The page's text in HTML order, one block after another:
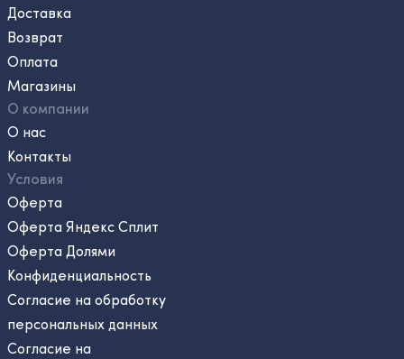
Доставка
Возврат
Оплата
Магазины
О компании
О нас
Контакты
Условия
Оферта
Оферта Яндекс Сплит
Оферта Долями
Конфиденциальность
Согласие на обработку
персональных данных
Согласие на